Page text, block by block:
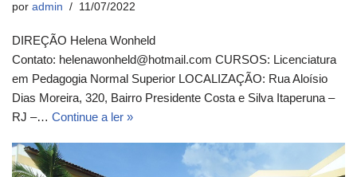
por admin 11/07/2022
DIREÇÃO Helena Wonheld
Contato: helenawonheld@hotmail.com CURSOS: Licenciatura
em Pedagogia Normal Superior LOCALIZAÇÃO: Rua Aloísio
Dias Moreira, 320, Bairro Presidente Costa e Silva Itaperuna –
RJ –… Continue a ler »